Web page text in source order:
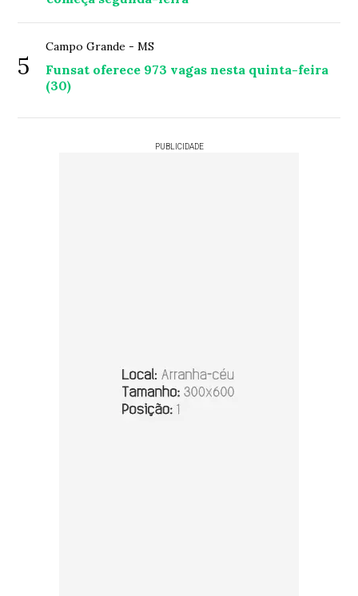
5
Campo Grande - MS
Funsat oferece 973 vagas nesta quinta-feira
(30)
PUBLICIDADE